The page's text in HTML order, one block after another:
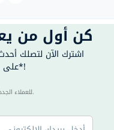
كن أول من
اشترك الآن لتصلك
علىمباشرةً*!
40 للعملاء الجدد فقط. تطبق الشروط والأحكام.